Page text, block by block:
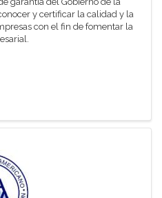
y certificar la calidad y la
con el fin de fomentar la